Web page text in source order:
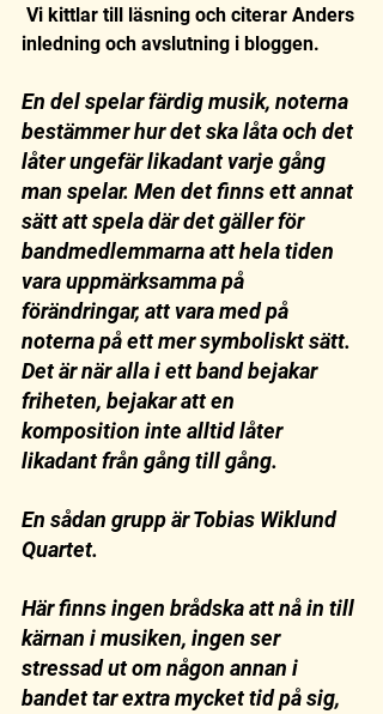
Vi kittlar till läsning och citerar Anders
inledning och avslutning i bloggen.
En del spelar färdig musik, noterna
bestämmer hur det ska låta och det
låter ungefär likadant varje gång
man spelar. Men det finns ett annat
sätt att spela där det gäller för
bandmedlemmarna att hela tiden
vara uppmärksamma på
förändringar, att vara med på
noterna på ett mer symboliskt sätt.
Det är när alla i ett band bejakar
friheten, bejakar att en
komposition inte alltid låter
likadant från gång till gång.
En sådan grupp är Tobias Wiklund
Quartet.
Här finns ingen brådska att nå in till
kärnan i musiken, ingen ser
stressad ut om någon annan i
bandet tar extra mycket tid på sig,